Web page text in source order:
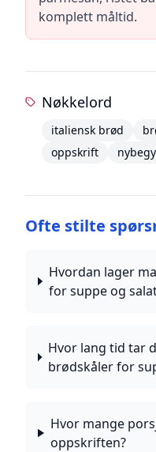
komplett måltid.
Nøkkelord
italiensk brød
oppskrift
Ofte stilte
Hvordan lager
for suppe og
Hvor lang tid tar
brødskåler for
Hvor mange
oppskriften?